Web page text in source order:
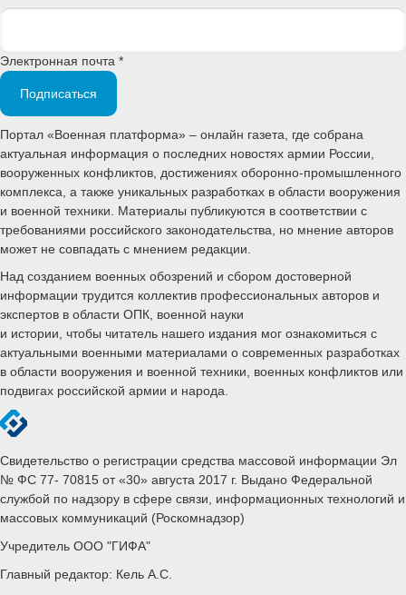
Электронная почта *
Подписаться
Портал «Военная платформа» – онлайн газета, где собрана
актуальная информация о последних новостях армии России,
вооруженных конфликтов, достижениях оборонно-промышленного
комплекса, а также уникальных разработках в области вооружения
и военной техники. Материалы публикуются в соответствии с
требованиями российского законодательства, но мнение авторов
может не совпадать с мнением редакции.
Над созданием военных обозрений и сбором достоверной
информации трудится коллектив профессиональных авторов и
экспертов в области ОПК, военной науки
и истории, чтобы читатель нашего издания мог ознакомиться с
актуальными военными материалами о современных разработках
в области вооружения и военной техники, военных конфликтов или
подвигах российской армии и народа.
Свидетельство о регистрации средства массовой информации Эл
№ ФС 77- 70815 от «30» августа 2017 г. Выдано Федеральной
службой по надзору в сфере связи, информационных технологий и
массовых коммуникаций (Роскомнадзор)
Учредитель ООО "ГИФА"
Главный редактор: Кель А.С.